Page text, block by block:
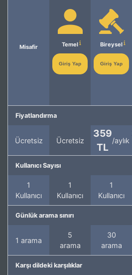
Misafir Temel
Giriş Yap
Bireysel
Giriş Yap
Fiyatlandırma
Ücretsiz Ücretsiz
359
TL
/aylık
Kullanıcı Sayısı
1
Kullanıcı
1
Kullanıcı
1
Kullanıcı
Günlük arama sınırı
1 arama
5
arama
30
arama
Karşı dildeki karşılıklar